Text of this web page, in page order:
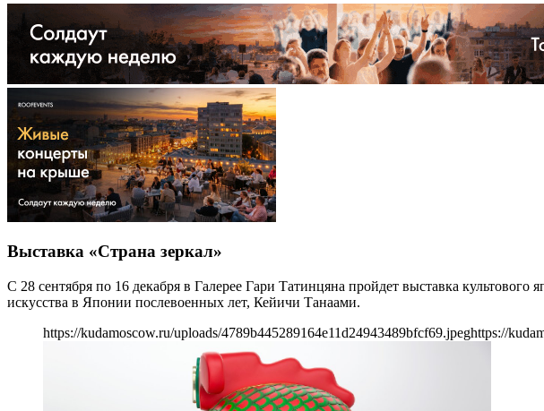
Выставка «Страна зеркал»
С 28 сентября по 16 декабря в Галерее Гари Татинцяна пройдет выставка
искусства в Японии послевоенных лет, Кейичи Танаами.
https://kudamoscow.ru/uploads/4789b445289164e11d24943489bfcf69.jpeghttps://